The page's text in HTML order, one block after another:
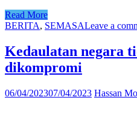
Read More
BERITA, SEMASALeave a
Kedaulatan negara
dikompromi
06/04/202307/04/2023 Hassan